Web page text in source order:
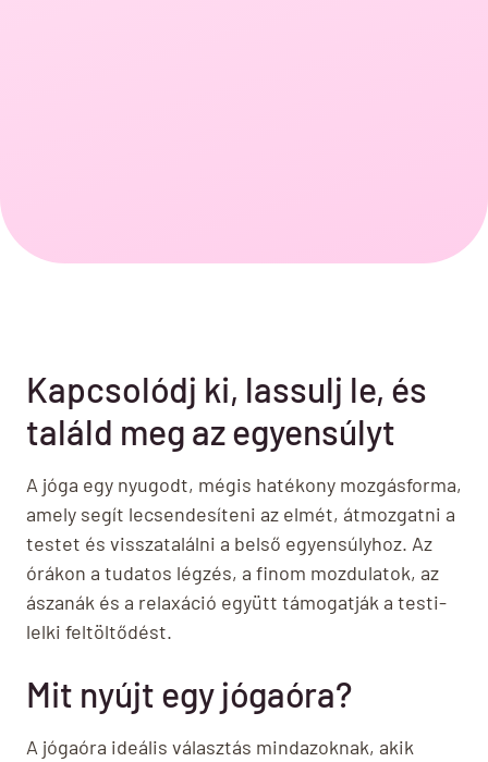
Kapcsolódj ki, lassulj le, és
találd meg az egyensúlyt
A jóga egy nyugodt, mégis hatékony mozgásforma,
amely segít lecsendesíteni az elmét, átmozgatni a
testet és visszatalálni a belső egyensúlyhoz. Az
órákon a tudatos légzés, a finom mozdulatok, az
ászanák és a relaxáció együtt támogatják a testi-
lelki feltöltődést.
Mit nyújt egy jógaóra?
A jógaóra ideális választás mindazoknak, akik